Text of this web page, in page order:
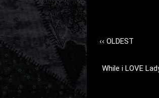
‹‹ OLDEST
While i LOVE